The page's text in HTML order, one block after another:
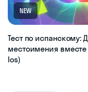
NEW
Тест по испанскому:
местоимения
los)